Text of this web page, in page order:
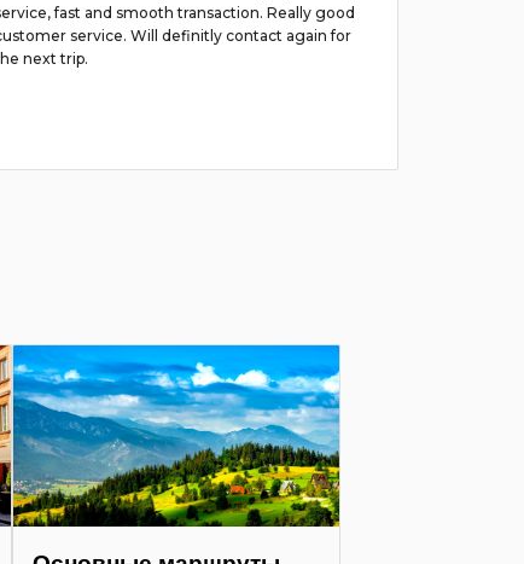
fast and smooth transaction. Really good
service. Will definitly contact again for
next trip.